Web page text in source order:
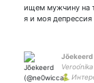
ищем мужчину на
я и моя депрессия
Jõekeerd
🐍